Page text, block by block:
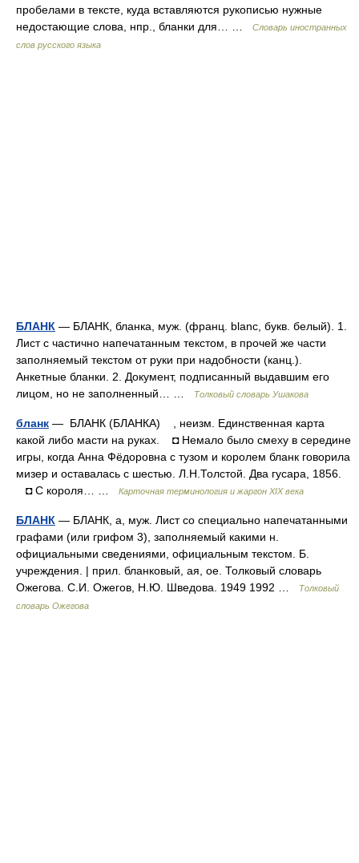
пробелами в тексте, куда вставляются рукописью нужные
недостающие слова, нпр., бланки для… …
Словарь иностранных
слов русского языка
БЛАНК — БЛАНК, бланка, муж. (франц. blanc, букв. белый). 1.
Лист с частично напечатанным текстом, в прочей же части
заполняемый текстом от руки при надобности (канц.).
Анкетные бланки. 2. Документ, подписанный выдавшим его
лицом, но не заполненный… …
Толковый словарь Ушакова
бланк — БЛАНК (БЛАНКА) , неизм. Единственная карта
какой либо масти на руках. ◘ Немало было смеху в середине
игры, когда Анна Фёдоровна с тузом и королем бланк говорила
мизер и оставалась с шестью. Л.Н.Толстой. Два гусара, 1856.
◘ С короля… …
Карточная терминология и жаргон XIX века
БЛАНК — БЛАНК, а, муж. Лист со специально напечатанными
графами (или грифом 3), заполняемый какими н.
официальными сведениями, официальным текстом. Б.
учреждения. | прил. бланковый, ая, ое. Толковый словарь
Ожегова. С.И. Ожегов, Н.Ю. Шведова. 1949 1992 …
Толковый
словарь Ожегова